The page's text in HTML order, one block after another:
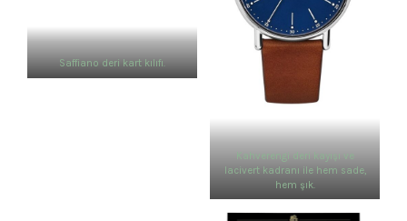
Saffiano deri kart kılıfı.
Kahverengi deri kayışı ve
lacivert kadranı ile hem sade,
hem şık.